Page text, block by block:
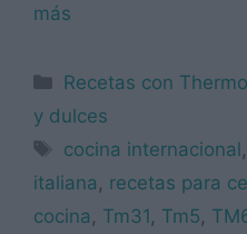
más
Categorías
Recetas con
y dulces
Etiquetas
cocina internacional,
italiana , recetas para
cocina , Tm31, Tm5,